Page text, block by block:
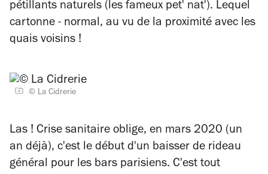
pétillants naturels (les fameux pet' nat'). Lequel
cartonne - normal, au vu de la proximité avec les
quais voisins !
© La Cidrerie
Las ! Crise sanitaire oblige, en mars 2020 (un
an déjà), c'est le début d'un baisser de rideau
général pour les bars parisiens. C'est tout